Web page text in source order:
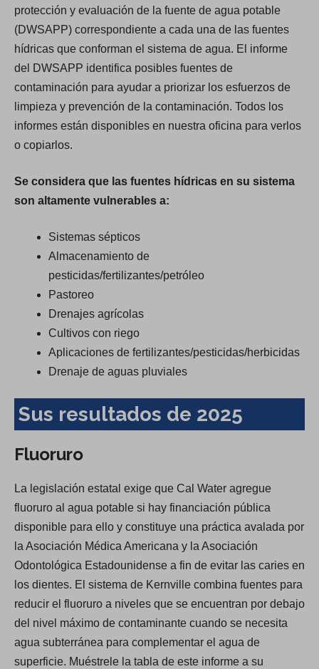
protección y evaluación de la fuente de agua potable
(DWSAPP) correspondiente a cada una de las fuentes
hídricas que conforman el sistema de agua. El informe
del DWSAPP identifica posibles fuentes de
contaminación para ayudar a priorizar los esfuerzos de
limpieza y prevención de la contaminación. Todos los
informes están disponibles en nuestra oficina para verlos
o copiarlos.
Se considera que las fuentes hídricas en su sistema
son altamente vulnerables a:
Sistemas sépticos
Almacenamiento de
pesticidas/fertilizantes/petróleo
Pastoreo
Drenajes agrícolas
Cultivos con riego
Aplicaciones de fertilizantes/pesticidas/herbicidas
Drenaje de aguas pluviales
Sus resultados de 2025
Fluoruro
La legislación estatal exige que Cal Water agregue
fluoruro al agua potable si hay financiación pública
disponible para ello y constituye una práctica avalada por
la Asociación Médica Americana y la Asociación
Odontológica Estadounidense a fin de evitar las caries en
los dientes. El sistema de Kernville combina fuentes para
reducir el fluoruro a niveles que se encuentran por debajo
del nivel máximo de contaminante cuando se necesita
agua subterránea para complementar el agua de
superficie. Muéstrele la tabla de este informe a su